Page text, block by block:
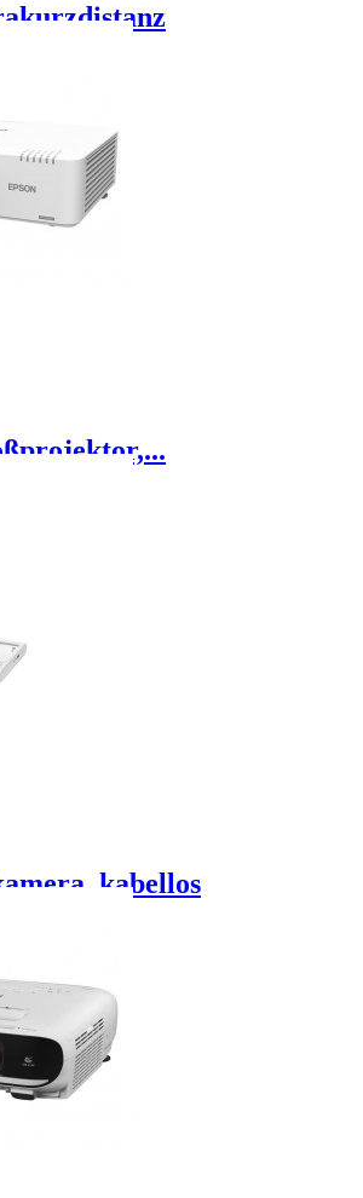
kabellos